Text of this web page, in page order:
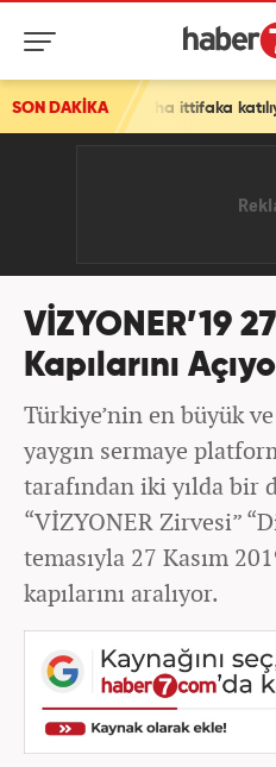
SON DAKİKA
VİZYONER’19
Kapılarını
Türkiye’nin en büyük
yaygın sermaye
tarafından iki yılda bir
“VİZYONER Zirvesi”
temasıyla 27 Kasım
kapılarını aralıyor.